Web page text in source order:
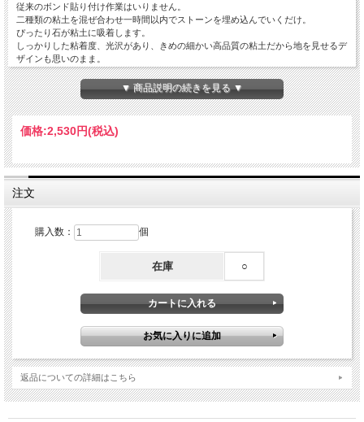
従来のボンド貼り付け作業はいりません。
二種類の粘土を混ぜ合わせ一時間以内でストーンを埋め込んでいくだけ。
ぴったり石が粘土に吸着します。
しっかりした粘着度、光沢があり、きめの細かい高品質の粘土だから地を見せるデ
ザインも思いのまま。
20色のビジュアルカラーをご用意しました。
盛りを変えたり、自由に形を作る事ができるので、自由でアートスティックなデコ
が楽しめます。
■(A)と(B)の2種類のグルーを混ぜ合わせてリングやブレス・ネックレスやブローチ
などの土台に敷き詰めます。
■約1時間で固まりますので、その間にお仕上げください。完全硬化は24時間で
す。
■作業する際は、手袋を着用の上、換気の良い所で行って下さい。
▼ 商品説明の続きを見る ▼
価格:2,530円(税込)
注文
購入数： 個
在庫 ○
返品についての詳細はこちら